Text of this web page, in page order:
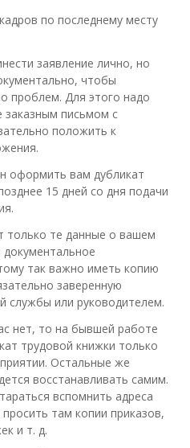
по последнему месту
заявление лично, но
чтобы
проблем. Для этого надо
заказным письмом с
положить к
оформить вам дубликат
15 дней со дня подачи
только те данные о вашем
так важно иметь копию
заверенную
службы или руководителем.
нет, то на бывшей работе
трудовой книжки только
Остальные же
восстанавливать самим.
вспомнить адреса
там копии приказов,
и т. д.